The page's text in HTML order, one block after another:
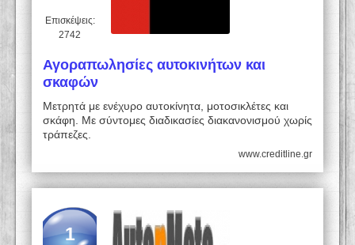
Επισκέψεις:
2742
Αγοραπωλησίες αυτοκινήτων και
σκαφών
Μετρητά με ενέχυρο αυτοκίνητα, μοτοσικλέτες και
σκάφη. Με σύντομες διαδικασίες διακανονισμού χωρίς
τράπεζες.
www.creditline.gr
1